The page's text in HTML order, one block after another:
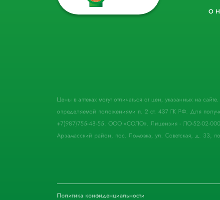
О
Цены в аптеках могут отличаться от цен, указанных на
определяемой положениями п. 2 ст. 437 ГК РФ. Для
+7(987)755-48-55. ООО «СОЛО». Лицензия - ЛО-52-02-
Арзамасский район, пос. Ломовка, ул. Советская, д. 33,
Политика конфиденциальности